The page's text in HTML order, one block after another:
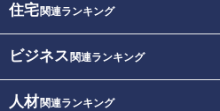
住宅関連ランキング
ビジネス 関連ランキング
人材関連ランキング